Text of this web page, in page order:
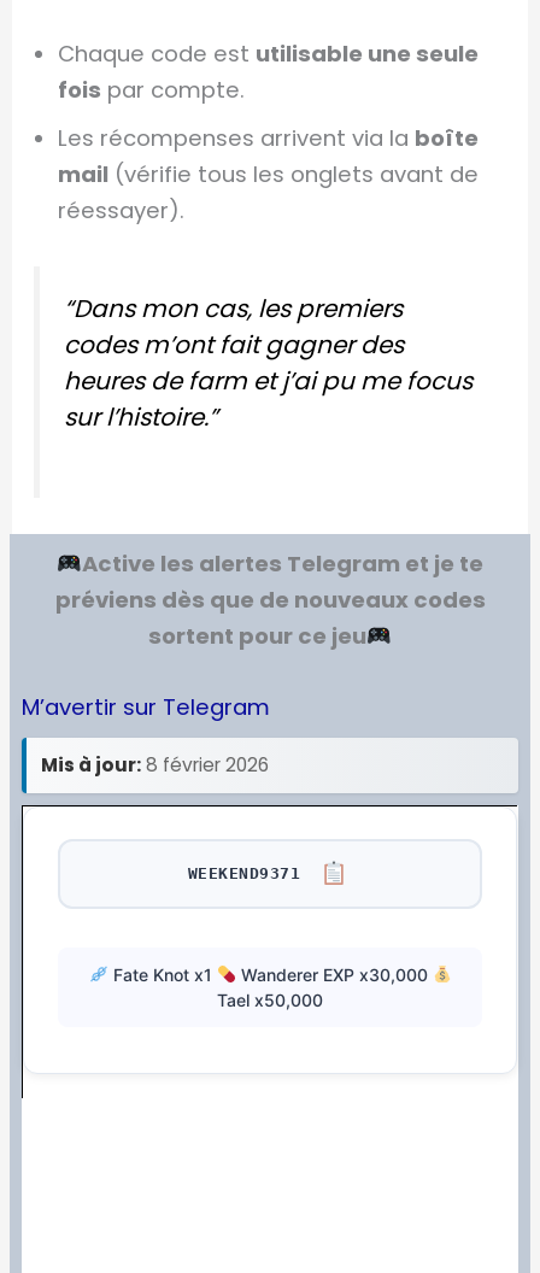
Chaque code est utilisable une seule
fois par compte.
Les récompenses arrivent via la boîte
mail (vérifie tous les onglets avant de
réessayer).
“Dans mon cas, les premiers
codes m’ont fait gagner des
heures de farm et j’ai pu me focus
sur l’histoire.”
Active les alertes Telegram et je te
préviens dès que de nouveaux codes
sortent pour ce jeu
M’avertir sur Telegram
Mis à jour:8 février 2026
WEEKEND9371
Fate Knot x1
Wanderer EXP x30,000
Tael x50,000